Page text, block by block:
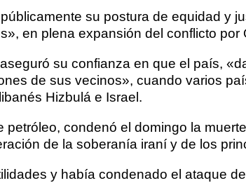
su postura de equidad y
en plena expansión del conflicto por
su confianza en que el país,
de sus vecinos», cuando varios
Hizbulá e Israel.
condenó el domingo la
de la soberanía iraní y de los
y había condenado el ataque